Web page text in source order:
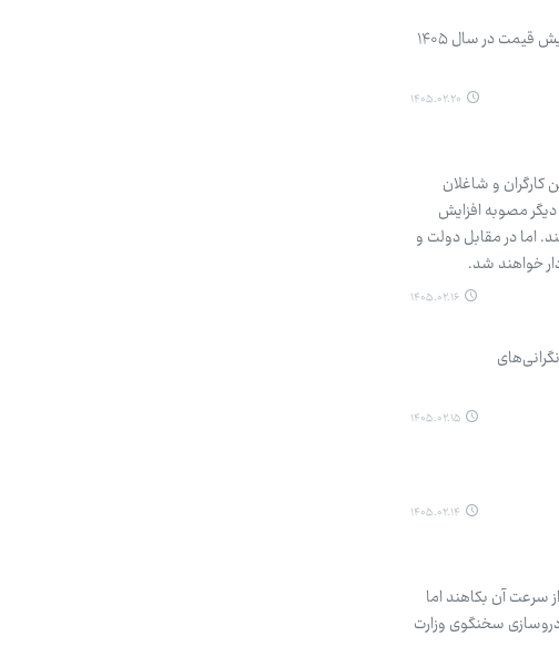
اگرچه در بازار خودرو چند روزی است که افزایش نرخ وجود دارد اما معاون سازمان حمایت گفته که هنوز به هیچ یک از شرکت‌های خودروساز مجوز افزایش قیمت در سال ۱۴۰۵
۱۴۰۵.۰۲.۲۰
و شاغلان
شکل خواهد بود؟ از سوی دیگر مصوبه افزایش
اما در مقابل دولت و
خواهند شد.
۱۴۰۵.۰۲.۱۶
۱۴۰۵.۰۲.۱۵
۱۴۰۵.۰۲.۱۴
سرعت آن بکاهند اما
سخنگوی وزارت